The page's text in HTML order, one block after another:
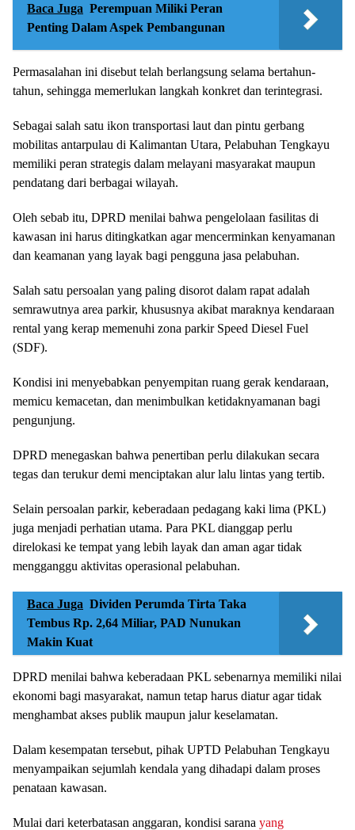
Baca Juga Perempuan Miliki Peran
Penting Dalam Aspek Pembangunan
Permasalahan ini disebut telah berlangsung selama bertahun-
tahun, sehingga memerlukan langkah konkret dan terintegrasi.
Sebagai salah satu ikon transportasi laut dan pintu gerbang
mobilitas antarpulau di Kalimantan Utara, Pelabuhan Tengkayu
memiliki peran strategis dalam melayani masyarakat maupun
pendatang dari berbagai wilayah.
Oleh sebab itu, DPRD menilai bahwa pengelolaan fasilitas di
kawasan ini harus ditingkatkan agar mencerminkan kenyamanan
dan keamanan yang layak bagi pengguna jasa pelabuhan.
Salah satu persoalan yang paling disorot dalam rapat adalah
semrawutnya area parkir, khususnya akibat maraknya kendaraan
rental yang kerap memenuhi zona parkir Speed Diesel Fuel
(SDF).
Kondisi ini menyebabkan penyempitan ruang gerak kendaraan,
memicu kemacetan, dan menimbulkan ketidaknyamanan bagi
pengunjung.
DPRD menegaskan bahwa penertiban perlu dilakukan secara
tegas dan terukur demi menciptakan alur lalu lintas yang tertib.
Selain persoalan parkir, keberadaan pedagang kaki lima (PKL)
juga menjadi perhatian utama. Para PKL dianggap perlu
direlokasi ke tempat yang lebih layak dan aman agar tidak
mengganggu aktivitas operasional pelabuhan.
Baca Juga Dividen Perumda Tirta Taka
Tembus Rp. 2,64 Miliar, PAD Nunukan
Makin Kuat
DPRD menilai bahwa keberadaan PKL sebenarnya memiliki nilai
ekonomi bagi masyarakat, namun tetap harus diatur agar tidak
menghambat akses publik maupun jalur keselamatan.
Dalam kesempatan tersebut, pihak UPTD Pelabuhan Tengkayu
menyampaikan sejumlah kendala yang dihadapi dalam proses
penataan kawasan.
Mulai dari keterbatasan anggaran, kondisi sarana yang